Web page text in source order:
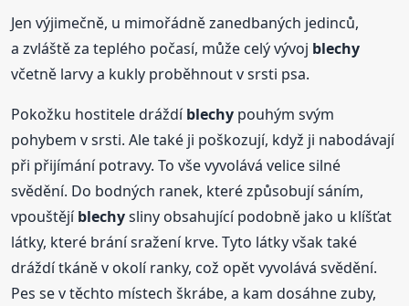
Jen výjimečně, u mimořádně zanedbaných jedinců,
a zvláště za teplého počasí, může celý vývoj blechy
včetně larvy a kukly proběhnout v srsti psa.
Pokožku hostitele dráždíblechy pouhým svým
pohybem v srsti. Ale také ji poškozují, když ji nabodávají
při přijímání potravy. To vše vyvolává velice silné
svědění. Do bodných ranek, které způsobují sáním,
vpouštějíblechysliny obsahující podobně jako u klíšťat
látky, které brání sražení krve. Tyto látky však také
dráždí tkáně v okolí ranky, což opět vyvolává svědění.
Pes se v těchto místech škrábe, a kam dosáhne zuby,